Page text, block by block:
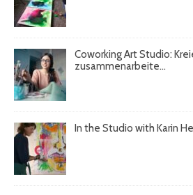
Coworking Art Studio:
zusammenarbeite...
In the Studio with Karin